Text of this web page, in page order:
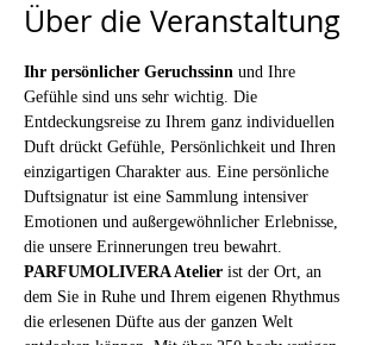
Über die Veranstaltung
Ihr persönlicher Geruchssinn und Ihre
Gefühle sind uns sehr wichtig. Die
Entdeckungsreise zu Ihrem ganz individuellen
Duft drückt Gefühle, Persönlichkeit und Ihren
einzigartigen Charakter aus. Eine persönliche
Duftsignatur ist eine Sammlung intensiver
Emotionen und außergewöhnlicher Erlebnisse,
die unsere Erinnerungen treu bewahrt.
PARFUMOLIVERA Atelier ist der Ort, an
dem Sie in Ruhe und Ihrem eigenen Rhythmus
die erlesenen Düfte aus der ganzen Welt